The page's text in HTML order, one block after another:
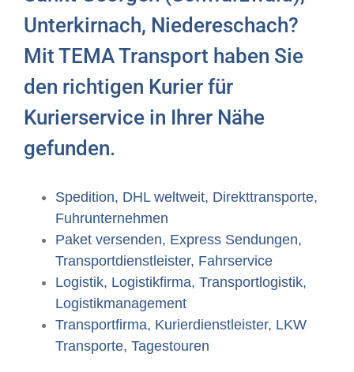
Unterkirnach, Niedereschach?
Mit TEMA Transport haben Sie
den richtigen Kurier für
Kurierservice in Ihrer Nähe
gefunden.
Spedition, DHL weltweit, Direkttransporte,
Fuhrunternehmen
Paket versenden, Express Sendungen,
Transportdienstleister, Fahrservice
Logistik, Logistikfirma, Transportlogistik,
Logistikmanagement
Transportfirma, Kurierdienstleister, LKW
Transporte, Tagestouren